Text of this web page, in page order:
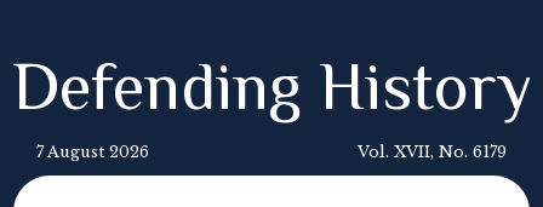
Defending History
7 August 2026 Vol. XVII, No. 6179